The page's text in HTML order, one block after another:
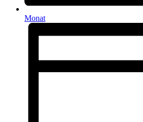
Monat